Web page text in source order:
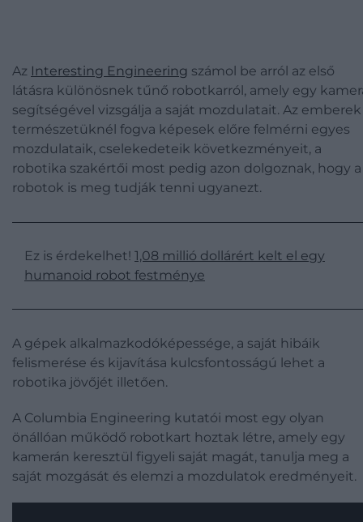
Az Interesting Engineering számol be arról az első
látásra különösnek tűnő robotkarról, amely egy
segítségével vizsgálja a saját mozdulatait. Az emberek
természetüknél fogva képesek előre felmérni egyes
mozdulataik, cselekedeteik következményeit, a
robotika szakértői most pedig azon dolgoznak, hogy a
robotok is meg tudják tenni ugyanezt.
Ez is érdekelhet! 1,08 millió dollárért kelt el egy
humanoid robot festménye
A gépek alkalmazkodóképessége, a saját hibáik
felismerése és kijavítása kulcsfontosságú lehet a
robotika jövőjét illetően.
A Columbia Engineering kutatói most egy olyan
önállóan működő robotkart hoztak létre, amely egy
kamerán keresztül figyeli saját magát, tanulja meg a
saját mozgását és elemzi a mozdulatok eredményeit.